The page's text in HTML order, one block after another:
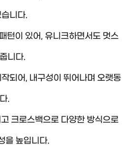
니다.
턴이 있어, 유니크하면서도 멋스
니다.
되어, 내구성이 뛰어나며 오랫동
.
크로스백으로 다양한 방식으로
을 높입니다.